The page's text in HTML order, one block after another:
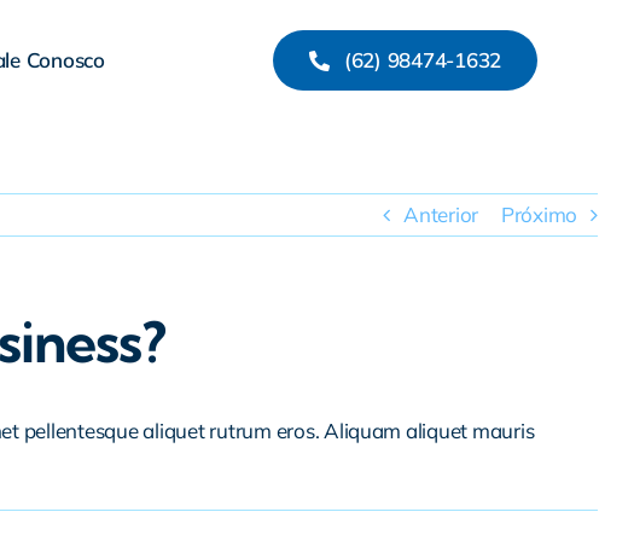
Conosco (62) 98474-1632
Anterior Próximo
pellentesque aliquet rutrum eros. Aliquam aliquet mauris